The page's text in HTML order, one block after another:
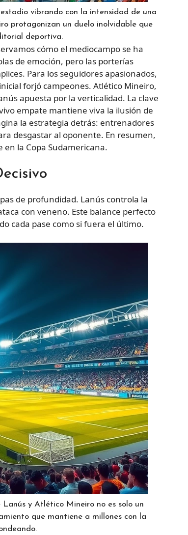
vibrando con la intensidad de una
protagonizan un duelo inolvidable que
deportiva.
cómo el mediocampo se ha
de emoción, pero las porterías
Para los seguidores apasionados,
forjó campeones. Atlético Mineiro,
apuesta por la verticalidad. La clave
empate mantiene viva la ilusión de
la estrategia detrás: entrenadores
desgastar al oponente. En resumen,
en la Copa Sudamericana.
de profundidad. Lanús controla la
con veneno. Este balance perfecto
cada pase como si fuera el último.
y Atlético Mineiro no es solo un
que mantiene a millones con la